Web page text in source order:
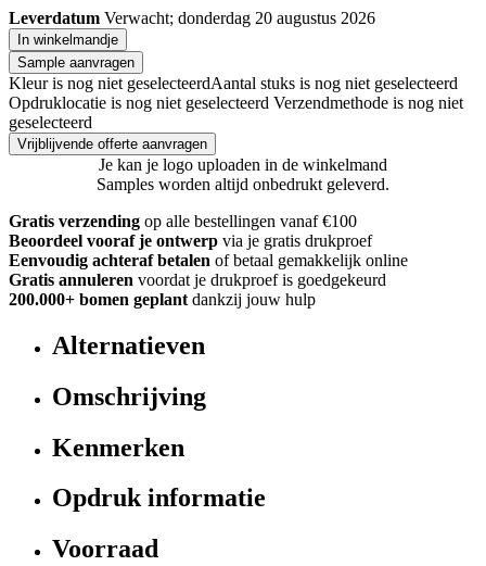
Leverdatum Verwacht; donderdag 20 augustus 2026
In winkelmandje
Sample aanvragen
Kleur is nog niet geselecteerdAantal stuks is nog niet geselecteerd
Opdruklocatie is nog niet geselecteerd Verzendmethode is nog niet
geselecteerd
Vrijblijvende offerte aanvragen
Je kan je logo uploaden in de winkelmand
Samples worden altijd onbedrukt geleverd.
Gratis verzending op alle bestellingen vanaf €100
Beoordeel vooraf je ontwerp via je gratis drukproef
Eenvoudig achteraf betalen of betaal gemakkelijk online
Gratis annuleren voordat je drukproef is goedgekeurd
200.000+ bomen geplant dankzij jouw hulp
Alternatieven
Omschrijving
Kenmerken
Opdruk informatie
Voorraad